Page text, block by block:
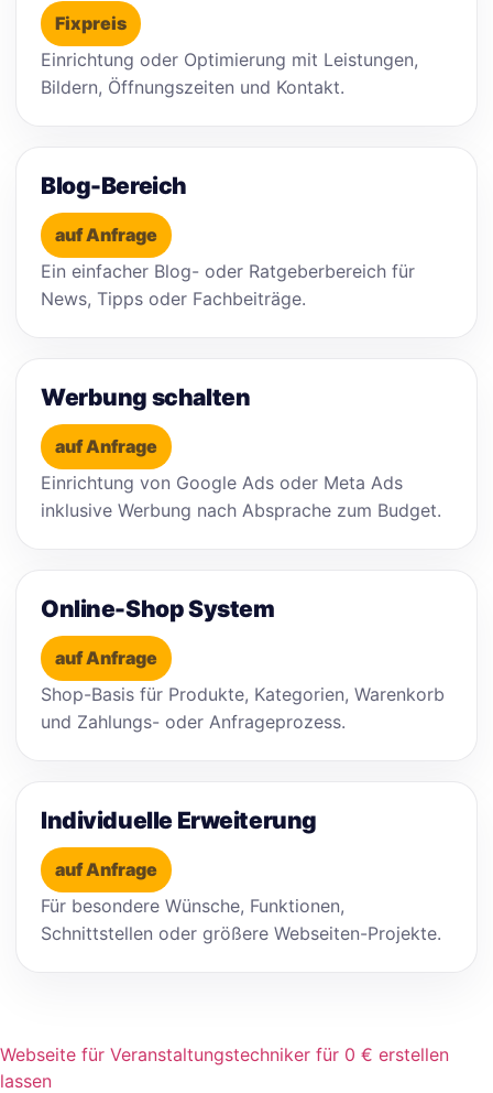
Fixpreis
Einrichtung oder Optimierung mit Leistungen,
Bildern, Öffnungszeiten und Kontakt.
Blog-Bereich
auf Anfrage
Ein einfacher Blog- oder Ratgeberbereich für
News, Tipps oder Fachbeiträge.
Werbung schalten
auf Anfrage
Einrichtung von Google Ads oder Meta Ads
inklusive Werbung nach Absprache zum Budget.
Online-Shop System
auf Anfrage
Shop-Basis für Produkte, Kategorien, Warenkorb
und Zahlungs- oder Anfrageprozess.
Individuelle Erweiterung
auf Anfrage
Für besondere Wünsche, Funktionen,
Schnittstellen oder größere Webseiten-Projekte.
Webseite für Veranstaltungstechniker für 0 € erstellen
lassen